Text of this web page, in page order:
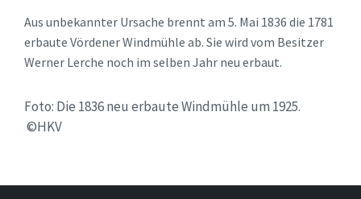
Aus unbekannter Ursache brennt am 5. Mai 1836 die 1781
erbaute Vördener Windmühle ab. Sie wird vom Besitzer
Werner Lerche noch im selben Jahr neu erbaut.
Foto: Die 1836 neu erbaute Windmühle um 1925.
©HKV